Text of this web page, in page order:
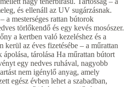
és ellenáll az UV sugárzásnak.
a mesterséges rattan bútorok
törlőkendő és egy kevés mosószer.
a kertben való kezeléshez és a
az éves fizetésébe – a műrattan
tárolása Ha műrattan bútort
egy nedves ruhával, nagyobb
nem igénylő anyag, amely
egész évben lehet a szabadban,